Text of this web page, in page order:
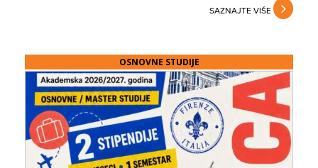
SAZNAJTE VIŠE
OSNOVNE STUDIJE